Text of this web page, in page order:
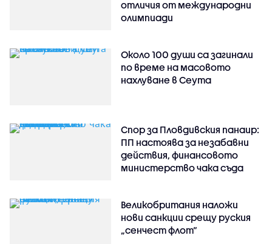
отличия от международни
олимпиади
Около 100 души са загинали
по време на масовото
нахлуване в Сеута
Спор за Пловдивския панаир:
ПП настоява за незабавни
действия, финансовото
министерство чака съда
Великобритания наложи
нови санкции срещу руския
„сенчест флот“